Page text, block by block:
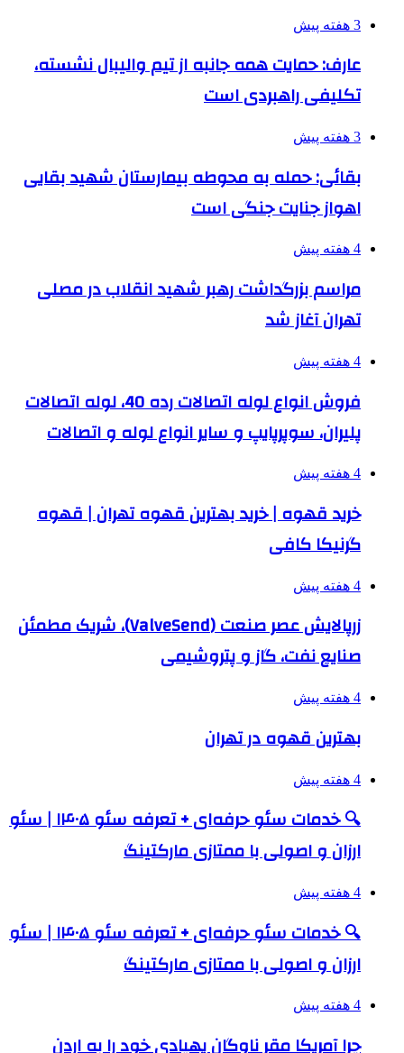
3 هفته پیش
عارف: حمایت همه جانبه از تیم والیبال نشسته،
تکلیفی راهبردی است
3 هفته پیش
بقائی: حمله به محوطه بیمارستان شهید بقایی
اهواز جنایت جنگی است
4 هفته پیش
مراسم بزرگداشت رهبر شهید انقلاب در مصلی
تهران آغاز شد
4 هفته پیش
فروش انواع لوله اتصالات رده 40، لوله اتصالات
پلیران، سوپرپایپ و سایر انواع لوله و اتصالات
4 هفته پیش
خرید قهوه | خرید بهترین قهوه تهران | قهوه
گرنیکا کافی
4 هفته پیش
زرپالایش عصر صنعت (ValveSend)، شریک مطمئن
صنایع نفت، گاز و پتروشیمی
4 هفته پیش
بهترین قهوه در تهران
4 هفته پیش
🔍 خدمات سئو حرفه‌ای + تعرفه سئو ۱۴۰۵ | سئو
ارزان و اصولی با ممتازی مارکتینگ
4 هفته پیش
🔍 خدمات سئو حرفه‌ای + تعرفه سئو ۱۴۰۵ | سئو
ارزان و اصولی با ممتازی مارکتینگ
4 هفته پیش
چرا آمریکا مقر ناوگان پهپادی خود را به اردن